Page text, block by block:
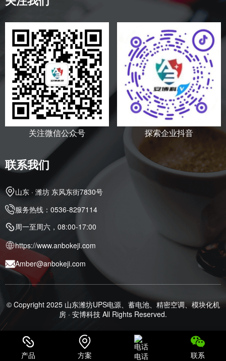
关注微信公众号 探索企业抖音
联系我们
山东 · 潍坊 东风东街7830号
服务热线：0536-8297114
周一至周六，08:00-17:00
https://www.anbokeji.com
Amber@anbokeji.com
© Copyright 2025 山东潍坊UPS电源、蓄电池、精密空调、模块化机
房 · 安博科技 All Rights Reserved.
鲁ICP备14034438号
鲁公网安备37070502000479号
产品
方案 电话 联系